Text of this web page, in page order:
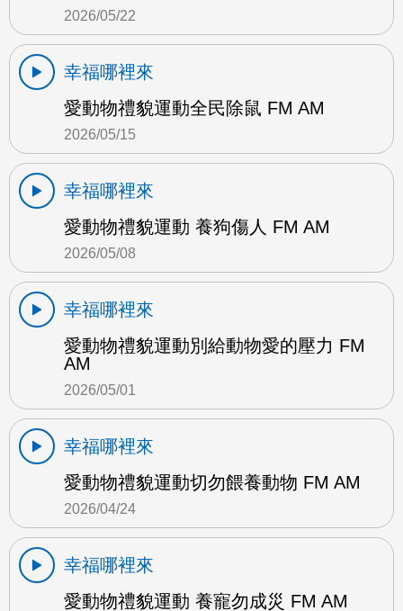
2026/05/22
幸福哪裡來
愛動物禮貌運動全民除鼠 FM AM
2026/05/15
幸福哪裡來
愛動物禮貌運動 養狗傷人 FM AM
2026/05/08
幸福哪裡來
愛動物禮貌運動別給動物愛的壓力 FM
AM
2026/05/01
幸福哪裡來
愛動物禮貌運動切勿餵養動物 FM AM
2026/04/24
幸福哪裡來
愛動物禮貌運動 養寵勿成災 FM AM